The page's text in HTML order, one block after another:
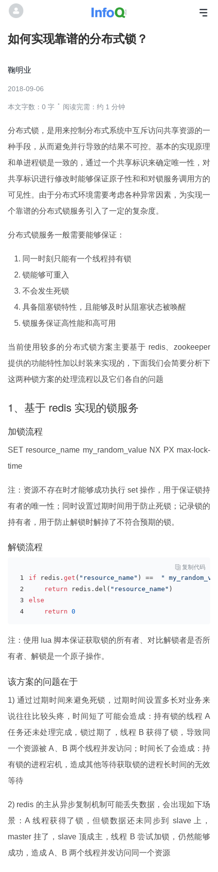
如何实现靠谱的分布式锁？
鞠明业
2018-09-06
本文字数：0 字 阅读完需：约 1 分钟
分布式锁，是用来控制分布式系统中互斥访问共享资源的一
种手段，从而避免并行导致的结果不可控。基本的实现原理
和单进程锁是一致的，通过一个共享标识来确定唯一性，对
共享标识进行修改时能够保证原子性和和对锁服务调用方的
可见性。由于分布式环境需要考虑各种异常因素，为实现一
个靠谱的分布式锁服务引入了一定的复杂度。
分布式锁服务一般需要能够保证：
同一时刻只能有一个线程持有锁
锁能够可重入
不会发生死锁
具备阻塞锁特性，且能够及时从阻塞状态被唤醒
锁服务保证高性能和高可用
当前使用较多的分布式锁方案主要基于 redis、zookeeper
提供的功能特性加以封装来实现的，下面我们会简要分析下
这两种锁方案的处理流程以及它们各自的问题
1、基于 redis 实现的锁服务
加锁流程
SET resource_name my_random_value NX PX max-lock-
time
注：资源不存在时才能够成功执行 set 操作，用于保证锁持
有者的唯一性；同时设置过期时间用于防止死锁；记录锁的
持有者，用于防止解锁时解掉了不符合预期的锁。
解锁流程
 复制代码
if redis. get ( "resource_name" ) ==
"
return redis.del( "resource_name" )
else
return 0
注：使用 lua 脚本保证获取锁的所有者、对比解锁者是否所
有者、解锁是一个原子操作。
该方案的问题在于
1) 通过过期时间来避免死锁，过期时间设置多长对业务来
说往往比较头疼，时间短了可能会造成：持有锁的线程 A
任务还未处理完成，锁过期了，线程 B 获得了锁，导致同
一个资源被 A、B 两个线程并发访问；时间长了会造成：持
有锁的进程宕机，造成其他等待获取锁的进程长时间的无效
等待
2) redis 的主从异步复制机制可能丢失数据，会出现如下场
景：A 线程获得了锁，但锁数据还未同步到 slave 上，
master 挂了，slave 顶成主，线程 B 尝试加锁，仍然能够
成功，造成 A、B 两个线程并发访问同一个资源